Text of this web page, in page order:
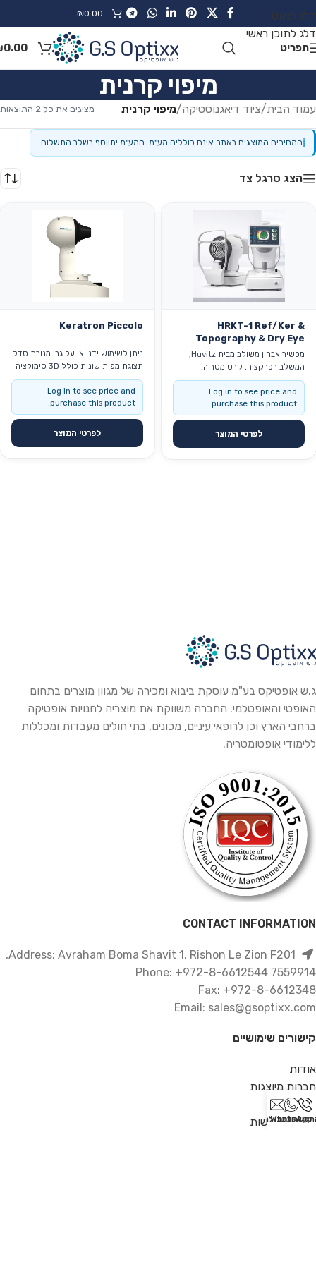
דלג לניווט
דלג לתוכן ראשי
₪0.00
תפריט 0.00
מיפוי קרנית
עמוד הבית/ציוד דיאגנוסטיקה/מיפוי קרנית מציגים את כל ⁦2⁩ התוצאות
ℹהמחירים המוצגים באתר אינם כוללים מע"מ. המע"מ יתווסף בשלב התשלום.
הצג סרגל צד
HRKT-1 Ref/Ker &
Topography & Dry Eye
מכשיר אבחון משולב מבית Huvitz,
המשלב רפרקציה, קרטומטריה,
טופוגרפיה וניתוח עין יבשה במערכת
אחת. HRKT-1 מאפשר בדיקה מקיפה
של נתוני הראייה, הקרנית ומשטח
הדמעות, עם סביבת עבודה נוחה, מסך
מסתובב ותהליך בדיקה יעיל.
לפרטי המוצר
Log in to see price and
purchase this product.
Keratron Piccolo
ניתן לשימוש ידני או על גבי מנורת סדק
תצוגת מפות שונות כולל 3D סימולציה
לעדשות מגע בדיקת איכות הדמעות-
NITBUT תוכנה ידידותית למשתמש
לפרטי המוצר
Log in to see price and
purchase this product.
ג.ש אופטיקס בע"מ עוסקת ביבוא ומכירה של מגוון מוצרים בתחום
האופטי והאופטלמי. החברה משווקת את מוצריה לחנויות אופטיקה
ברחבי הארץ וכן לרופאי עיניים, מכונים, בתי חולים מעבדות ומכללות
ללימודי אופטומטריה.
CONTACT INFORMATION
7559914 Phone: +972-8-6612544
Fax: +972-8-6612348
Email: sales@gsoptixx.com
קישורים שימושיים
אודות
חברות מיוצגות
צור קשר
הצהרת נגישות
WhatsApp
כתבו לנו